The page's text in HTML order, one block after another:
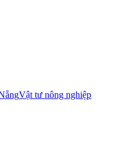
Vật tư nông nghiệp